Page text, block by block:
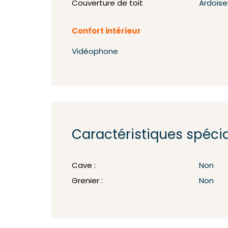
Couverture de toit
Confort intérieur
Vidéophone
Caractéristiques
Cave :
Non
Grenier :
Non